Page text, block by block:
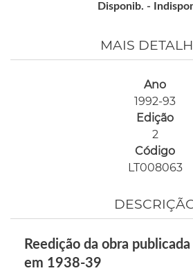
Disponib. -
MAIS
Ano
1992-93
Edição
2
Código
LT008063
Reedição da obra
em 1938-39